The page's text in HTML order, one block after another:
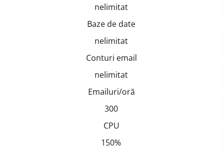
nelimitat
Baze de date
nelimitat
Conturi email
nelimitat
Emailuri/oră
300
CPU
150%